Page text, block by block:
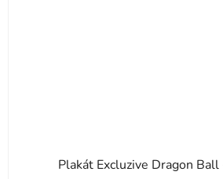
Plakát Excluzive Dragon